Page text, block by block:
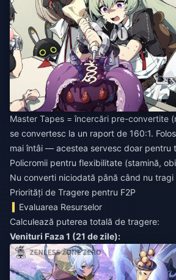
Master Tapes = încercări pre-convertite
se convertesc la un raport de 160:1.
mai întâi — acestea servesc doar pentru
Policromii pentru flexibilitate (stamină,
Nu converti niciodată până când nu tragi
Priorități de Tragere pentru F2P
Evaluarea Resurselor
Calculează puterea totală de tragere:
Venituri Faza 1 (21 de zile):